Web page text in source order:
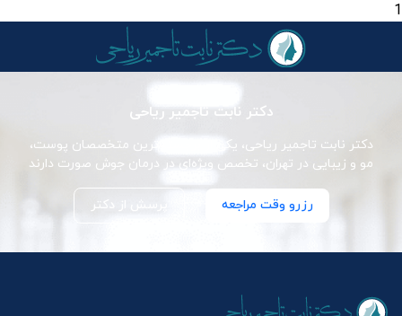
1
دکتر نابت تاجمیر ریاحی
دکتر نابت تاجمیر ریاحی، یکی از برجسته‌ترین متخصصان پوست،
مو و زیبایی در تهران، تخصص ویژه‌ای در درمان جوش صورت دارند
رزرو وقت مراجعه پرسش از دکتر